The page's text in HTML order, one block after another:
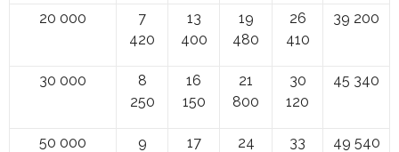
20 000
7
420
13
400
19
480
26
410
39 200
30 000
8
250
16
150
21
800
30
120
45 340
50 000
9
17
24
33
49 540